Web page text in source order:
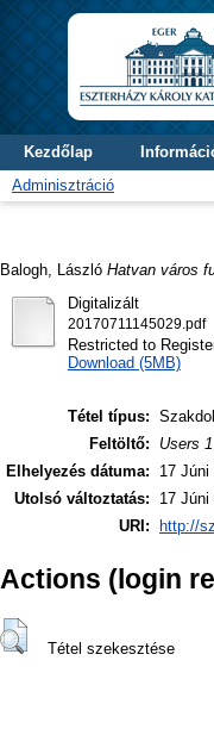
Kezdőlap
Adminisztráció
Balogh, László Hatvan város
Digitalizált
20170711145029.pdf
Restricted to
Download (5MB)
Tétel típus:
Feltöltő:
Users
Elhelyezés dátuma:
17 Júni
Utolsó változtatás:
17 Júni
URI:
http://
Actions (login
Tétel szekesztése